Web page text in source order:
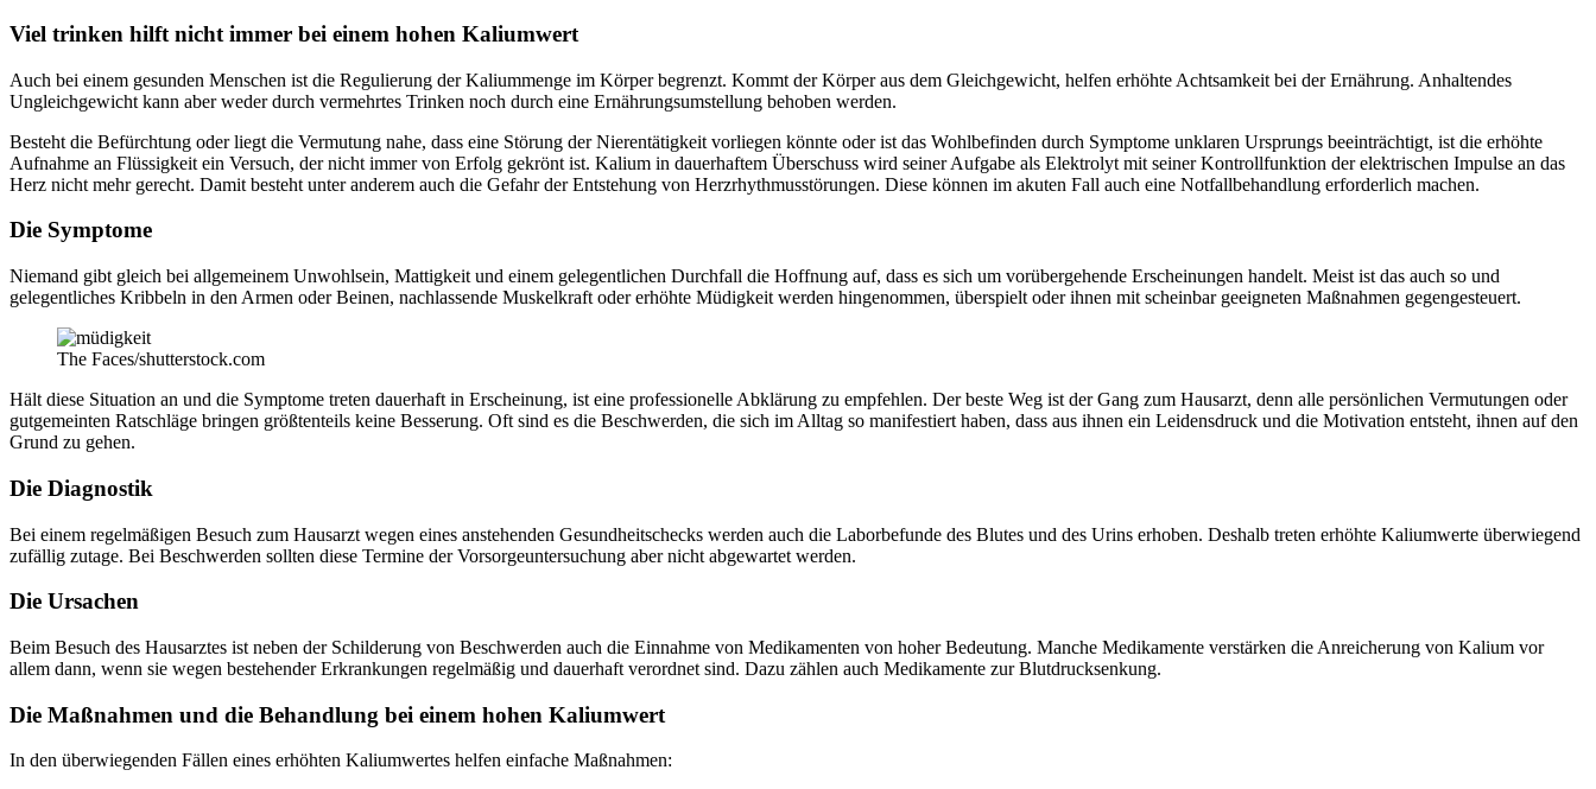
Viel trinken hilft nicht immer bei einem hohen Kaliumwert
Auch bei einem gesunden Menschen ist die Regulierung der Kaliummenge im Körper begrenzt. Kommt der Körper aus dem Gleichgewicht, helfen erhöhte Achtsamkeit bei der Ernährung. Anhaltendes
Ungleichgewicht kann aber weder durch vermehrtes Trinken noch durch eine Ernährungsumstellung behoben werden.
Besteht die Befürchtung oder liegt die Vermutung nahe, dass eine Störung der Nierentätigkeit vorliegen könnte oder ist das Wohlbefinden durch Symptome unklaren Ursprungs beeinträchtigt, ist die erhöhte
Aufnahme an Flüssigkeit ein Versuch, der nicht immer von Erfolg gekrönt ist. Kalium in dauerhaftem Überschuss wird seiner Aufgabe als Elektrolyt mit seiner Kontrollfunktion der elektrischen Impulse an das
Herz nicht mehr gerecht. Damit besteht unter anderem auch die Gefahr der Entstehung von Herzrhythmusstörungen. Diese können im akuten Fall auch eine Notfallbehandlung erforderlich machen.
Die Symptome
Niemand gibt gleich bei allgemeinem Unwohlsein, Mattigkeit und einem gelegentlichen Durchfall die Hoffnung auf, dass es sich um vorübergehende Erscheinungen handelt. Meist ist das auch so und
gelegentliches Kribbeln in den Armen oder Beinen, nachlassende Muskelkraft oder erhöhte Müdigkeit werden hingenommen, überspielt oder ihnen mit scheinbar geeigneten Maßnahmen gegengesteuert.
The Faces/shutterstock.com
Hält diese Situation an und die Symptome treten dauerhaft in Erscheinung, ist eine professionelle Abklärung zu empfehlen. Der beste Weg ist der Gang zum Hausarzt, denn alle persönlichen Vermutungen oder
gutgemeinten Ratschläge bringen größtenteils keine Besserung. Oft sind es die Beschwerden, die sich im Alltag so manifestiert haben, dass aus ihnen ein Leidensdruck und die Motivation entsteht, ihnen auf den
Grund zu gehen.
Die Diagnostik
Bei einem regelmäßigen Besuch zum Hausarzt wegen eines anstehenden Gesundheitschecks werden auch die Laborbefunde des Blutes und des Urins erhoben. Deshalb treten erhöhte Kaliumwerte überwiegend
zufällig zutage. Bei Beschwerden sollten diese Termine der Vorsorgeuntersuchung aber nicht abgewartet werden.
Die Ursachen
Beim Besuch des Hausarztes ist neben der Schilderung von Beschwerden auch die Einnahme von Medikamenten von hoher Bedeutung. Manche Medikamente verstärken die Anreicherung von Kalium vor
allem dann, wenn sie wegen bestehender Erkrankungen regelmäßig und dauerhaft verordnet sind. Dazu zählen auch Medikamente zur Blutdrucksenkung.
Die Maßnahmen und die Behandlung bei einem hohen Kaliumwert
In den überwiegenden Fällen eines erhöhten Kaliumwertes helfen einfache Maßnahmen: